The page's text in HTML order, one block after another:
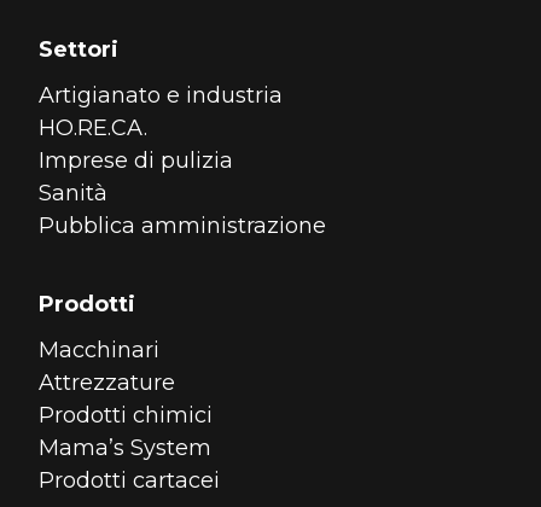
Settori
Artigianato e industria
HO.RE.CA.
Imprese di pulizia
Sanità
Pubblica amministrazione
Prodotti
Macchinari
Attrezzature
Prodotti chimici
Mama’s System
Prodotti cartacei